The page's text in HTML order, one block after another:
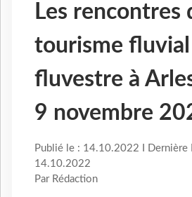
Les rencontres
tourisme
fluvestre à
9 novembre
Publié le : 14.10.2022 I Dernière
14.10.2022
Par Rédaction